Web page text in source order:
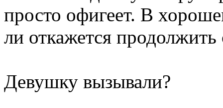
просто офигеет. В
ли откажется продолжить
Девушку вызывали?